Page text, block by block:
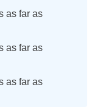
as far as
as far as
as far as